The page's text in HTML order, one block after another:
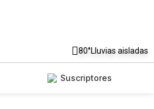
80°Lluvias aisladas
Suscriptores